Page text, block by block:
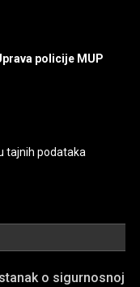
policije MUP
tajnih podataka
o sigurnosnoj